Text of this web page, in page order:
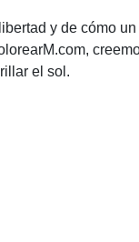
y de cómo
el sol.